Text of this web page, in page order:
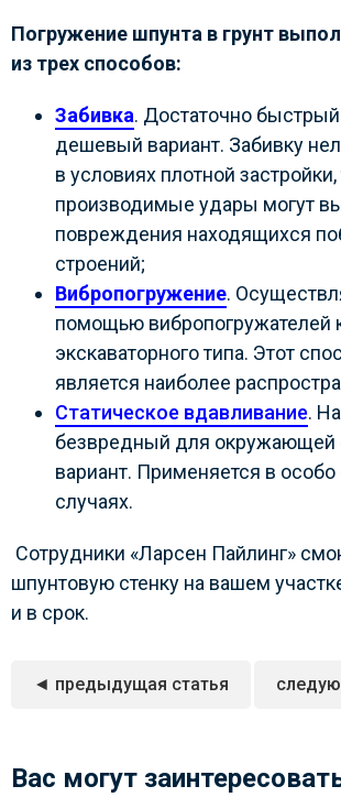
Погружение шпунта в грунт
из трех способов:
Забивка. Достаточно
дешевый вариант. Забивку
в условиях плотной застройки,
производимые удары могут
повреждения находящихся
строений;
Вибропогружение.
помощью вибропогружателей
экскаваторного типа. Этот
является наиболее
Статическое вдавливание.
безвредный для окружающей
вариант. Применяется в
случаях.
Сотрудники «Ларсен Пайлинг»
шпунтовую стенку на вашем
и в срок.
◄ предыдущая статья
Вас могут